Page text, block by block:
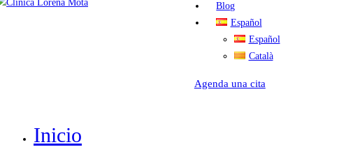
Blog
Español
Español
Català
Agenda una cita
Inicio